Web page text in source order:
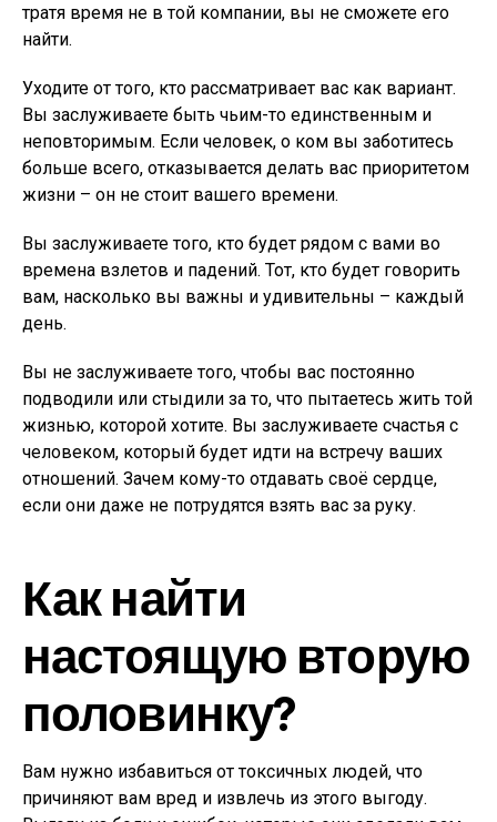
тратя время не в той компании, вы не сможете его
найти.
Уходите от того, кто рассматривает вас как вариант.
Вы заслуживаете быть чьим-то единственным и
неповторимым. Если человек, о ком вы заботитесь
больше всего, отказывается делать вас приоритетом
жизни – он не стоит вашего времени.
Вы заслуживаете того, кто будет рядом с вами во
времена взлетов и падений. Тот, кто будет говорить
вам, насколько вы важны и удивительны – каждый
день.
Вы не заслуживаете того, чтобы вас постоянно
подводили или стыдили за то, что пытаетесь жить той
жизнью, которой хотите. Вы заслуживаете счастья с
человеком, который будет идти на встречу ваших
отношений. Зачем кому-то отдавать своё сердце,
если они даже не потрудятся взять вас за руку.
Как найти
настоящую вторую
половинку?
Вам нужно избавиться от токсичных людей, что
причиняют вам вред и извлечь из этого выгоду.